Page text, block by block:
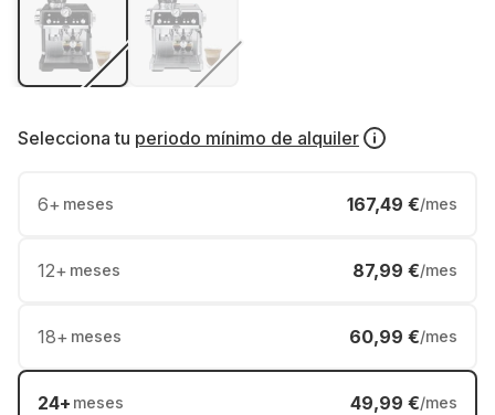
Selecciona tu periodo mínimo de alquiler
6+ meses 167,49 €/mes
12+ meses 87,99 €/mes
18+ meses 60,99 €/mes
24+ meses 49,99 €/mes